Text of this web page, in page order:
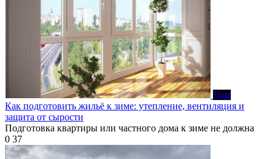
Дом
Как подготовить жильё к зиме: утепление, вентиляция и
защита от сырости
Подготовка квартиры или частного дома к зиме не должна
0 37